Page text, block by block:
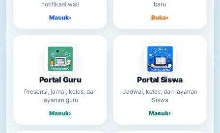
notifikasi wali
Masuk›
baru
Buka›
Portal Guru
Presensi, jurnal, kelas, dan
layanan guru
Masuk›
Portal Siswa
Jadwal, kelas, dan layanan
Siswa
Masuk›